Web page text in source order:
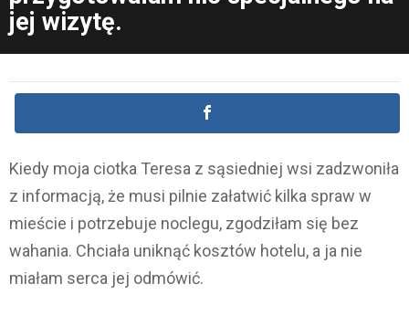
jej wizytę.
Kiedy moja ciotka Teresa z sąsiedniej wsi zadzwoniła
z informacją, że musi pilnie załatwić kilka spraw w
mieście i potrzebuje noclegu, zgodziłam się bez
wahania. Chciała uniknąć kosztów hotelu, a ja nie
miałam serca jej odmówić.